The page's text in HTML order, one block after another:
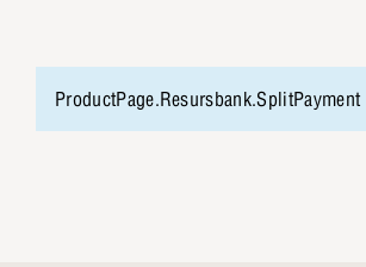
ProductPage.Resursbank.SplitPayment